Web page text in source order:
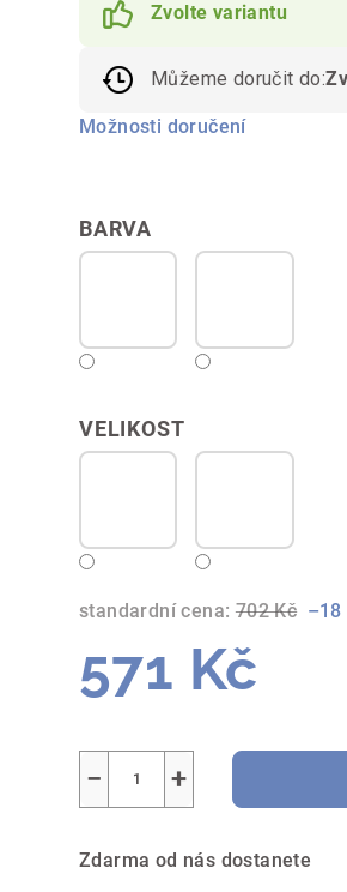
BARVA
VELIKOST
standardní cena: 702 Kč –18
571 Kč
cena:
Zvolte variantu
Můžeme doručit do:
Možnosti doručení
+
−
Zdarma od nás dostanete